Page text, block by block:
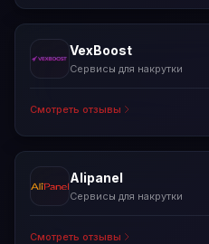
VexBoost
Сервисы для накрутки
Смотреть отзывы
Alipanel
Сервисы для накрутки
Смотреть отзывы